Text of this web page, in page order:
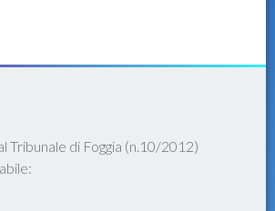
Tribunale di Foggia (n.10/2012)